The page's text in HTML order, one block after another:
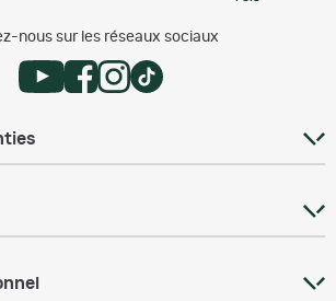
nous sur les réseaux sociaux